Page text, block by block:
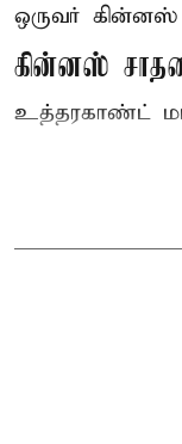
ஒருவர்
கின்னஸ்
உத்தரகாண்ட்